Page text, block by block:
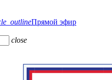
Прямой эфир
close